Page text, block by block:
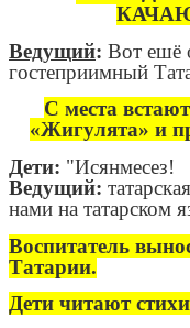
Ведущий: Вот ешё
гостеприимный
С места
«Жигулята» и
Дети: "Исянмесез!
Ведущий:
нами на татарском
Воспитатель
Татарии.
Дети читают